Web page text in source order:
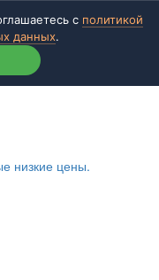
с политикой
данных.
низкие цены.